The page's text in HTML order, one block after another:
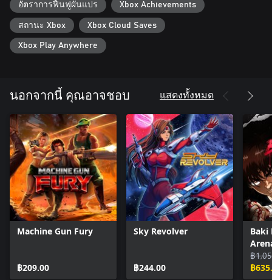
ARCADE Mode:
Seven difficulty tiers to cater to all levels of players—including
beginners!
Those looking for a challenge should try out HARD and VERY
Options:
Two additional screen filters for your enjoyment.
Lives can be set between 1 to 9, whereas continues can be set
between 0 to infinity.
Freely configure your preferred keys for shots, auto-shots, or
bombs.
Vertical screen mode is playable even in landscape orientation.
You decide your style!
SCORE ATTACK:
This mode has a fixed difficulty and number of lives. Serious
the world!
อัตราการฟื้นฟูผันแปร Xbox Achievements
สถานะ Xbox Xbox Cloud Saves
Xbox Play Anywhere
นอกจากนี้ คุณอาจชอบ แสดงทั้งหมด
Machine Gun Fury
฿209.00
Sky Revolver
฿244.00
Baki
฿
฿